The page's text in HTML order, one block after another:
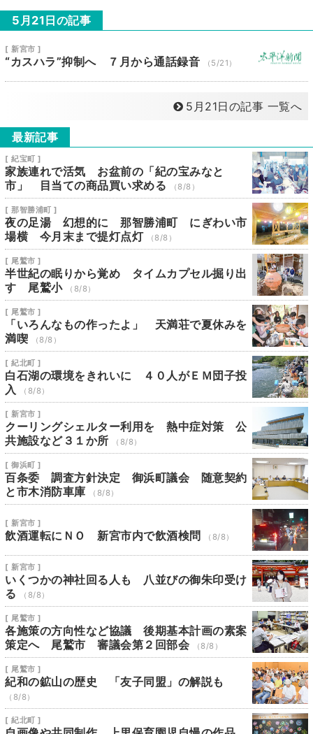
5月21日の記事
[ 新宮市 ]
“カスハラ”抑制へ ７月から通話録音 （5/21）
5月21日の記事 一覧へ
最新記事
[ 紀宝町 ]
家族連れで活気 お盆前の「紀の宝みなと
市」 目当ての商品買い求める
（8/8）
[ 那智勝浦町 ]
夜の足湯 幻想的に 那智勝浦町 にぎわい市
場横 今月末まで提灯点灯
（8/8）
[ 尾鷲市 ]
半世紀の眠りから覚め タイムカプセル掘り出
す 尾鷲小
（8/8）
[ 尾鷲市 ]
「いろんなもの作ったよ」 天満荘で夏休みを
満喫
（8/8）
[ 紀北町 ]
白石湖の環境をきれいに ４０人がＥＭ団子投
入
（8/8）
[ 新宮市 ]
クーリングシェルター利用を 熱中症対策 公
共施設など３１か所
（8/8）
[ 御浜町 ]
百条委 調査方針決定 御浜町議会 随意契約
と市木消防車庫
（8/8）
[ 新宮市 ]
飲酒運転にＮＯ 新宮市内で飲酒検問 （8/8）
[ 新宮市 ]
いくつかの神社回る人も 八並びの御朱印受け
る
（8/8）
[ 尾鷲市 ]
各施策の方向性など協議 後期基本計画の素案
策定へ 尾鷲市 審議会第２回部会
（8/8）
[ 尾鷲市 ]
紀和の鉱山の歴史 「友子同盟」の解説も
（8/8）
[ 紀北町 ]